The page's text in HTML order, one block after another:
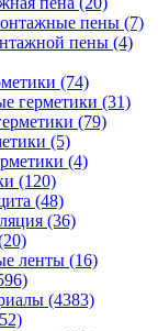
пены (7)
пены (4)
(74)
герметики (31)
(79)
(5)
(4)
(120)
(48)
(36)
ленты (16)
(4383)